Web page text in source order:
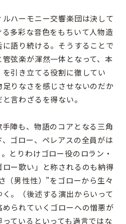
ハーモニー交響楽団は決して
多彩な音色をもちいて人物造
語り続ける。そうすることで
弦楽が渾然一体となって、本
引き立てる役割に徹してい
りなさを感じさせないのだか
言わざるを得ない。
陣も、物語のコアとなる三角
ゴロー、ペレアスの全員がは
とりわけゴロー役のロラン・
ー歌い」と称されるのも納得
（男性性）”をゴローから生々
。（後述する演出からいって
られていくゴローへの憎悪が
ているといっても過言ではな